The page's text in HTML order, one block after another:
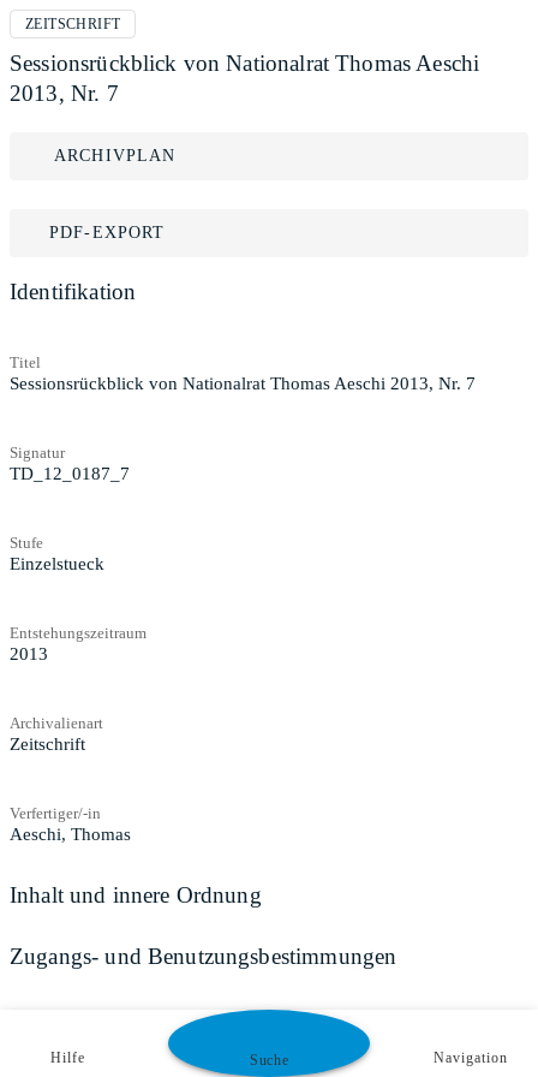
ZEITSCHRIFT
Sessionsrückblick von Nationalrat Thomas Aeschi
2013, Nr. 7
ARCHIVPLAN
PDF-EXPORT
Identifikation
Titel
Sessionsrückblick von Nationalrat Thomas Aeschi 2013, Nr. 7
Signatur
TD_12_0187_7
Stufe
Einzelstueck
Entstehungszeitraum
2013
Archivalienart
Zeitschrift
Verfertiger/-in
Aeschi, Thomas
Inhalt und innere Ordnung
Zugangs- und Benutzungsbestimmungen
Hilfe Suche Navigation